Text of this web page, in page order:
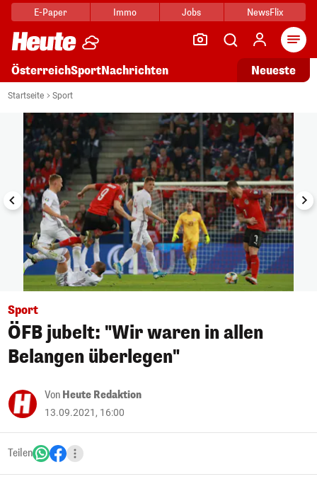
E-Paper Immo Jobs NewsFlix
ÖsterreichSportNachrichten Neueste
Startseite Sport
1/6
Sport
ÖFB jubelt: "Wir waren in allen
Belangen überlegen"
Von Heute Redaktion
13.09.2021, 16:00
Teilen